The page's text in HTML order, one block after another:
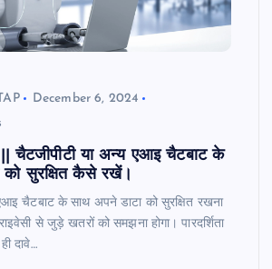
December 6, 2024
चैटजीपीटी या अन्य एआइ चैटबाट के
सुरक्षित कैसे रखें।
चैटबाट के साथ अपने डाटा को सुरक्षित रखना
से जुड़े खतरों को समझना होगा। पारदर्शिता
दावे…